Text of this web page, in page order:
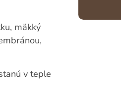
mäkký
v teple